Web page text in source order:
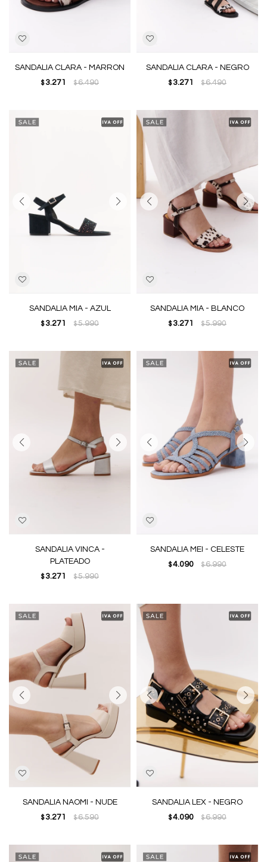
SANDALIA CLARA - MARRON
$ 3.271 $6.490
SANDALIA CLARA - NEGRO
$ 3.271 $6.490
SANDALIA MIA - AZUL
$ 3.271 $5.990
SANDALIA MIA - BLANCO
$ 3.271 $5.990
SANDALIA VINCA -
PLATEADO
$ 3.271 $5.990
SANDALIA MEI - CELESTE
$ 4.090 $6.990
SANDALIA NAOMI - NUDE
$ 3.271 $6.590
SANDALIA LEX - NEGRO
$ 4.090 $6.990